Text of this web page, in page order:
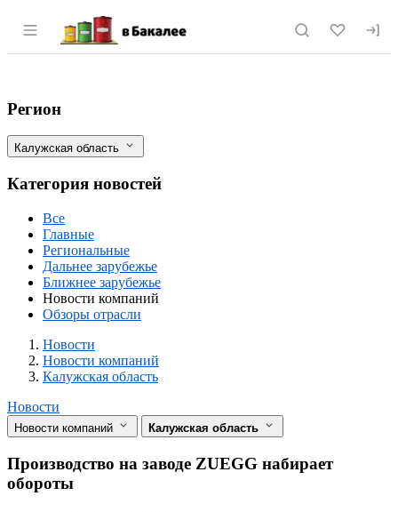
Раздел навигации по сайту vbakalee.ru
Производство на заводе ZUEGG
Фильтры
Регион
Калужская область
Категория новостей
Все
Главные
Региональные
Дальнее зарубежье
Ближнее зарубежье
Новости компаний
Обзоры отрасли
Новости
Разделы
Новости
Новости компаний
Калужская область
Новости
Новости компаний Калужская область
Производство на заводе ZUEGG набирает
обороты